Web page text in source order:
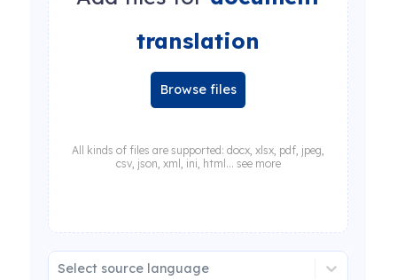
translation
Browse files
All kinds of files are supported: docx, xlsx, pdf, jpeg,
csv, json, xml, ini, html... see more
Select source language